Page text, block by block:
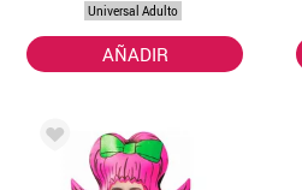
Universal Adulto
AÑADIR